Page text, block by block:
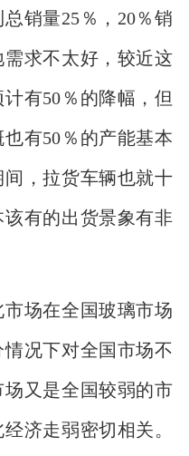
销量25％，20％销
求不太好，较近这
有50％的降幅，但
有50％的产能基本
，拉货车辆也就十
有的出货景象有非
场在全国玻璃市场
况下对全国市场不
又是全国较弱的市
济走弱密切相关。